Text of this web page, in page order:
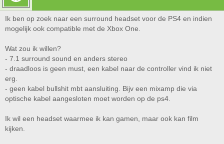
Ik ben op zoek naar een surround headset voor de PS4 en indien
mogelijk ook compatible met de Xbox One.
Wat zou ik willen?
- 7.1 surround sound en anders stereo
- draadloos is geen must, een kabel naar de controller vind ik niet
erg.
- geen kabel bullshit mbt aansluiting. Bijv een mixamp die via
optische kabel aangesloten moet worden op de ps4.
Ik wil een headset waarmee ik kan gamen, maar ook kan film
kijken.